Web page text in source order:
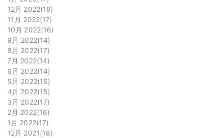
12月 2022 18
11月 2022 17
10月 2022 16
9月 2022 14
8月 2022 17
7月 2022 14
6月 2022 14
5月 2022 16
4月 2022 15
3月 2022 17
2月 2022 16
1月 2022 17
12月 2021 18